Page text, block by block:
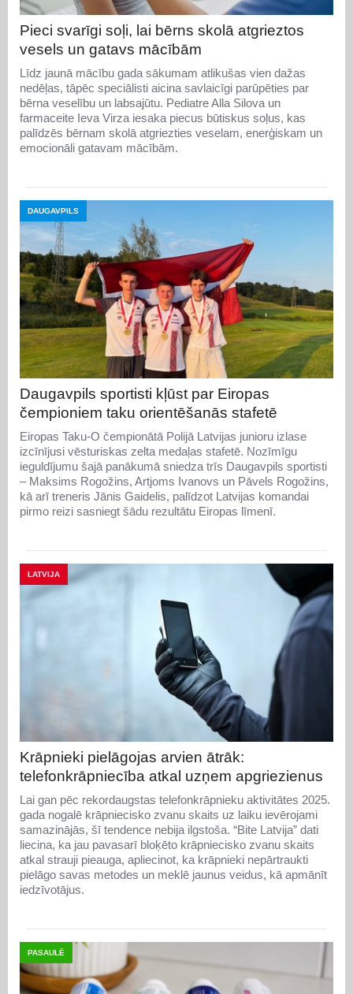
Pieci svarīgi soļi, lai bērns skolā atgrieztos
vesels un gatavs mācībām
Līdz jaunā mācību gada sākumam atlikušas vien dažas
nedēļas, tāpēc speciālisti aicina savlaicīgi parūpēties par
bērna veselību un labsajūtu. Pediatre Alla Silova un
farmaceite Ieva Virza iesaka piecus būtiskus soļus, kas
palīdzēs bērnam skolā atgriezties veselam, enerģiskam un
emocionāli gatavam mācībām.
DAUGAVPILS
Daugavpils sportisti kļūst par Eiropas
čempioniem taku orientēšanās stafetē
Eiropas Taku-O čempionātā Polijā Latvijas junioru izlase
izcīnījusi vēsturiskas zelta medaļas stafetē. Nozīmīgu
ieguldījumu šajā panākumā sniedza trīs Daugavpils sportisti
– Maksims Rogožins, Artjoms Ivanovs un Pāvels Rogožins,
kā arī treneris Jānis Gaidelis, palīdzot Latvijas komandai
pirmo reizi sasniegt šādu rezultātu Eiropas līmenī.
LATVIJA
Krāpnieki pielāgojas arvien ātrāk:
telefonkrāpniecība atkal uzņem apgriezienus
Lai gan pēc rekordaugstas telefonkrāpnieku aktivitātes 2025.
gada nogalē krāpniecisko zvanu skaits uz laiku ievērojami
samazinājās, šī tendence nebija ilgstoša. “Bite Latvija” dati
liecina, ka jau pavasarī bloķēto krāpniecisko zvanu skaits
atkal strauji pieauga, apliecinot, ka krāpnieki nepārtraukti
pielāgo savas metodes un meklē jaunus veidus, kā apmānīt
iedzīvotājus.
PASAULĒ